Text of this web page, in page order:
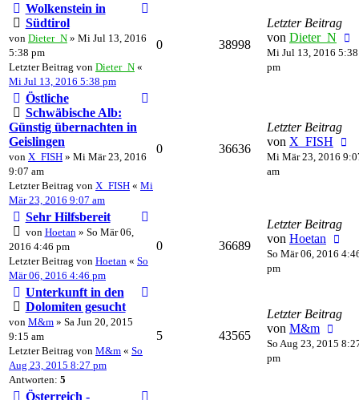
Wolkenstein in
Südtirol
von Dieter_N » Mi Jul 13, 2016
5:38 pm
Letzter Beitrag von Dieter_N «
Mi Jul 13, 2016 5:38 pm
0 38998
Letzter Beitrag
von Dieter_N
Mi Jul 13, 2016 5:38
pm
Östliche
Schwäbische Alb:
Günstig übernachten in
Geislingen
von X_FISH » Mi Mär 23, 2016
9:07 am
Letzter Beitrag von X_FISH « Mi
Mär 23, 2016 9:07 am
0 36636
Letzter Beitrag
von X_FISH
Mi Mär 23, 2016
am
Sehr Hilfsbereit
von Hoetan » So Mär 06,
2016 4:46 pm
Letzter Beitrag von Hoetan « So
Mär 06, 2016 4:46 pm
0 36689
Letzter Beitrag
von Hoetan
So Mär 06, 2016
pm
Unterkunft in den
Dolomiten gesucht
von M&m » Sa Jun 20, 2015
9:15 am
Letzter Beitrag von M&m « So
Aug 23, 2015 8:27 pm
Antworten: 5
5 43565
Letzter Beitrag
von M&m
So Aug 23, 2015
pm
Österreich -